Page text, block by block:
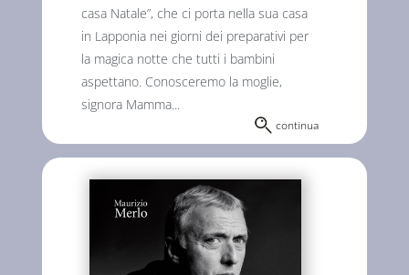
casa Natale”, che ci porta nella sua casa
in Lapponia nei giorni dei preparativi per
la magica notte che tutti i bambini
aspettano. Conosceremo la moglie,
signora Mamma...
continua